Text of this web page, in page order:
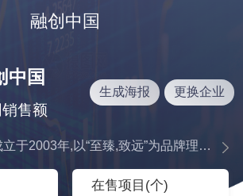
融创中国
中国
售额
生成海报 更换企业
企业简介：公司成立于2003年,以“至臻,致远”为品牌理念,致力于通过高品质的产品与服务,整合高端居住、文旅、文化、商业配套等资源,为中国家庭提供美好生活的完整解决方案。公司坚持地产核心主业,围绕“地产+”全面布局,下设：作为“中国高端精品生活创领者”的融创地产,作为“品质生活服务专家”的融创服务,作为“中国家庭欢乐供应商”的融创文旅,以及致力于成为“中国文化行业领军企业”的融创文化四大战略板块。
在售项目(个)